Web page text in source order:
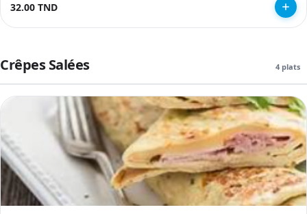
32.00 TND
Crêpes Salées 4 plats